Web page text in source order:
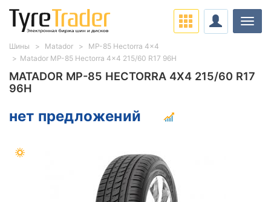
MATADOR MP-85 HECTORRA 4X4 215/60 R17
96H
нет предложений
Шины Matador
MP-85 Hectorra 4x4
Matador MP-85 Hectorra 4x4 215/60 R17 96H